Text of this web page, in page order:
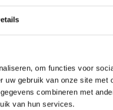
om functies voor
gebruik van onze site met
combineren met
van hun services.
(Entities: UBS Fund
Services (Luxembourg) SA,
(Australia) Ltd, UBS Global
UBS Global Asset